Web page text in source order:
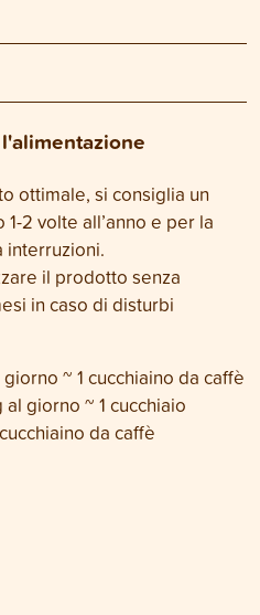
ottimale, si consiglia un
2 volte all’anno e per la
interruzioni.
il prodotto senza
in caso di disturbi
~ 1 cucchiaino da caffè
giorno ~ 1 cucchiaio
da caffè